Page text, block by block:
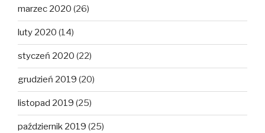
marzec 2020 (26)
luty 2020 (14)
styczeń 2020 (22)
grudzień 2019 (20)
listopad 2019 (25)
październik 2019 (25)